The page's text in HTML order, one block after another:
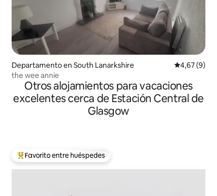
Departamento en South Lanarkshire Calificación
4,67 (9)
the wee annie
Otros alojamientos para vacaciones
excelentes cerca de Estación Central de
Glasgow
Favorito entre los huéspedes más destacados
Favorito entre huéspedes